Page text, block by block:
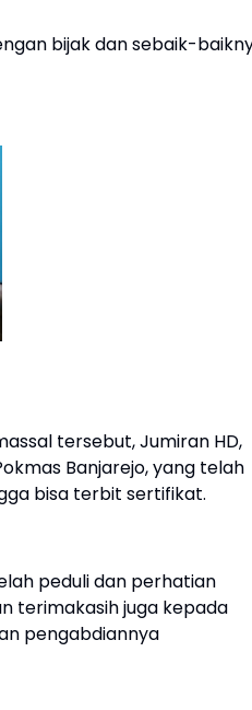
bijak dan sebaik-
tersebut, Jumiran HD,
Banjarejo, yang telah
bisa terbit sertifikat.
peduli dan perhatian
terimakasih juga kepada
pengabdiannya